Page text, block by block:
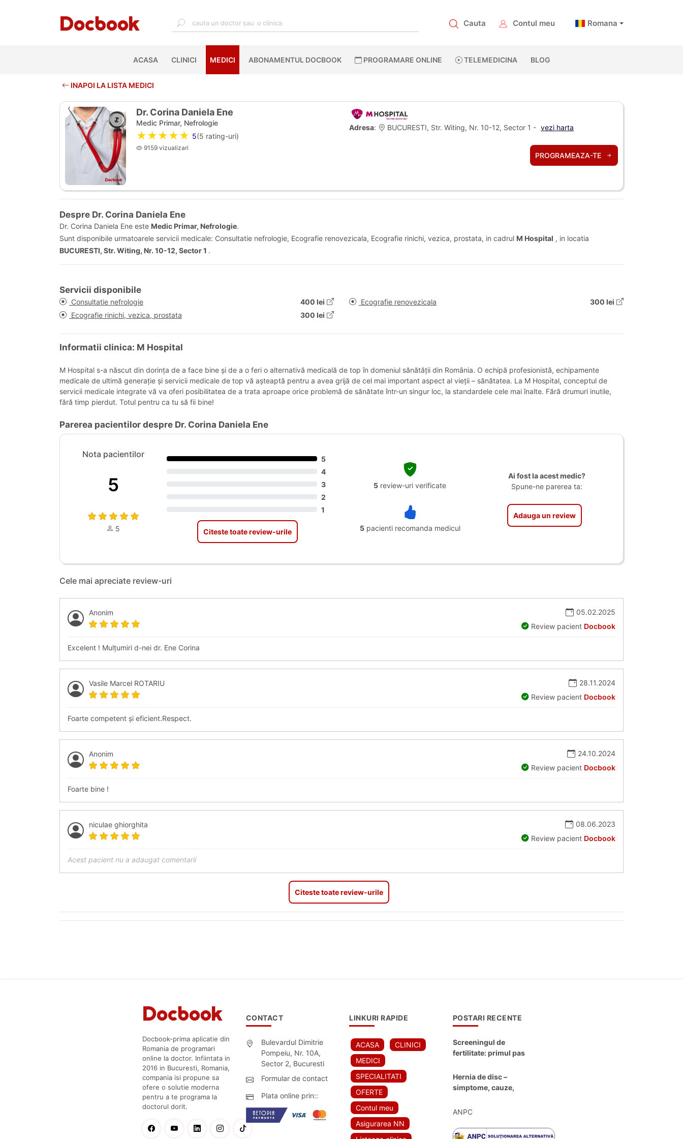
Cauta Contul meu Romana
ACASA(CURRENT)
CLINICI MEDICI ABONAMENTUL DOCBOOK PROGRAMARE ONLINE TELEMEDICINA BLOG
INAPOI LA LISTA MEDICI
Dr. Corina Daniela Ene
Medic Primar, Nefrologie
★★★★★ 5(5 rating-uri)
9159 vizualizari
Adresa: BUCURESTI, Str. Witing, Nr. 10-12, Sector 1 - vezi harta
PROGRAMEAZA-TE
Despre Dr. Corina Daniela Ene
Dr. Corina Daniela Ene este Medic Primar, Nefrologie.
Sunt disponibile urmatoarele servicii medicale: Consultatie nefrologie, Ecografie renovezicala, Ecografie rinichi, vezica, prostata, in cadrul M Hospital , in locatia
BUCURESTI, Str. Witing, Nr. 10-12, Sector 1 .
Servicii disponibile
Consultatie nefrologie 400 lei Ecografie renovezicala
300 lei
Ecografie rinichi, vezica, prostata
300 lei
Informatii clinica: M Hospital
M Hospital s-a născut din dorința de a face bine și de a o feri o alternativă medicală de top în domeniul sănătății din România. O echipă profesionistă, echipamente
medicale de ultimă generație și servicii medicale de top vă așteaptă pentru a avea grijă de cel mai important aspect al vieții – sănătatea. La M Hospital, conceptul de
servicii medicale integrate vă va oferi posibilitatea de a trata aproape orice problemă de sănătate într-un singur loc, la standardele cele mai înalte. Fără drumuri inutile,
fără timp pierdut. Totul pentru ca tu să fii bine!
Parerea pacientilor despre Dr. Corina Daniela Ene
Nota pacientilor
5
5
5
4
3
2
1
Citeste toate review-urile
5 review-uri verificate
5pacienti recomanda medicul
Ai fost la acest medic?
Spune-ne parerea ta:
Adauga un review
Cele mai apreciate review-uri
Anonim
05.02.2025
Review pacient Docbook
Excelent ! Mulțumiri d-nei dr. Ene Corina
Vasile Marcel ROTARIU
28.11.2024
Review pacient Docbook
Foarte competent și eficient.Respect.
Anonim
24.10.2024
Review pacient Docbook
Foarte bine !
niculae ghiorghita
08.06.2023
Review pacient Docbook
Acest pacient nu a adaugat comentarii
Citeste toate review-urile
Docbook-prima aplicatie din
Romania de programari
online la doctor. Infiintata in
2016 in Bucuresti, Romania,
compania isi propune sa
ofere o solutie moderna
pentru a te programa la
doctorul dorit.
CONTACT
Bulevardul Dimitrie
Pompeiu, Nr. 10A,
Sector 2, Bucuresti
Formular de contact
Plata online prin::
LINKURI RAPIDE
ACASA
CLINICI
MEDICI
SPECIALITATI
OFERTE
Contul meu
Asigurarea NN
POSTARI RECENTE
Screeningul de
fertilitate: primul pas
Hernia de disc –
simptome, cauze,
moderne de
ANPC